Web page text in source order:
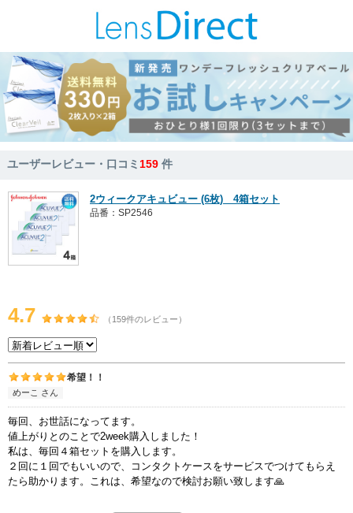
ユーザーレビュー・口コミ159 件
2ウィークアキュビュー (6枚) 4箱セット
品番：SP2546
4.7 （159件のレビュー）
希望！！
めーこ さん
毎回、お世話になってます。
値上がりとのことで2week購入しました！
私は、毎回４箱セットを購入します。
２回に１回でもいいので、コンタクトケースをサービスでつけてもらえ
たら助かります。これは、希望なので検討お願い致します🙏